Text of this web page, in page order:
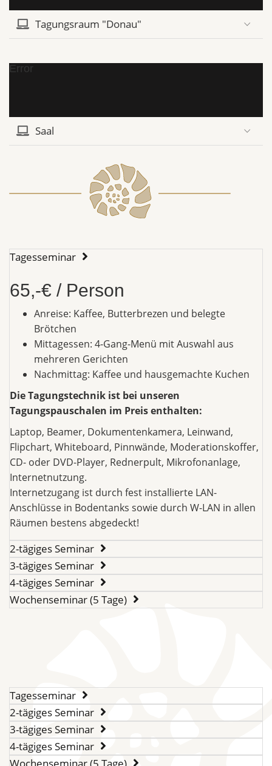
Tagungsraum "Donau"
Error
Saal
Tagesseminar
65,-€ / Person
Anreise: Kaffee, Butterbrezen und belegte
Brötchen
Mittagessen: 4-Gang-Menü mit Auswahl aus
mehreren Gerichten
Nachmittag: Kaffee und hausgemachte Kuchen
Die Tagungstechnik ist bei unseren
Tagungspauschalen im Preis enthalten:
Laptop, Beamer, Dokumentenkamera, Leinwand,
Flipchart, Whiteboard, Pinnwände, Moderationskoffer,
CD- oder DVD-Player, Rednerpult, Mikrofonanlage,
Internetnutzung.
Internetzugang ist durch fest installierte LAN-
Anschlüsse in Bodentanks sowie durch W-LAN in allen
Räumen bestens abgedeckt!
2-tägiges Seminar
3-tägiges Seminar
4-tägiges Seminar
Wochenseminar (5 Tage)
Tagesseminar
2-tägiges Seminar
3-tägiges Seminar
4-tägiges Seminar